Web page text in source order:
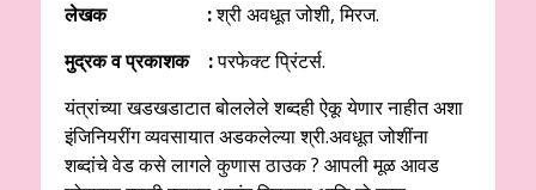
लेखक :श्री अवधूत जोशी, मिरज.
मुद्रक व प्रकाशक :परफेक्ट प्रिंटर्स.
यंत्रांच्या खडखडाटात बोललेले शब्दही ऐकू येणार नाहीत अशा
इंजिनियरींग व्यवसायात अडकलेल्या श्री.अवधूत जोशींना
शब्दांचे वेड कसे लागले कुणास ठाउक ? आपली मूळ आवड